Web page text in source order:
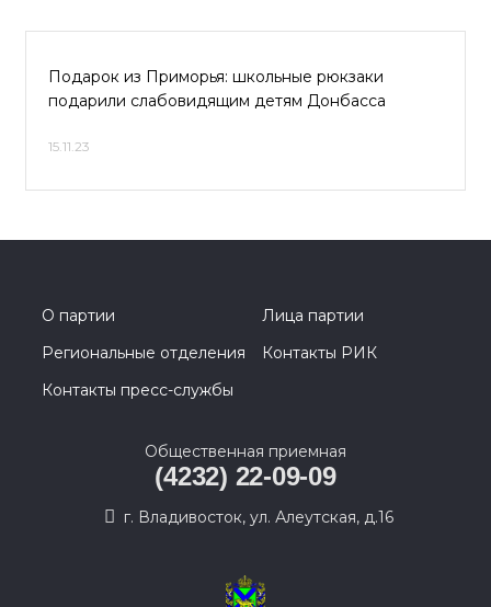
Подарок из Приморья: школьные рюкзаки
подарили слабовидящим детям Донбасса
15.11.23
О партии
Лица партии
Региональные отделения
Контакты РИК
Контакты пресс-службы
Общественная приемная
(4232) 22-09-09
г. Владивосток, ул. Алеутская, д.16